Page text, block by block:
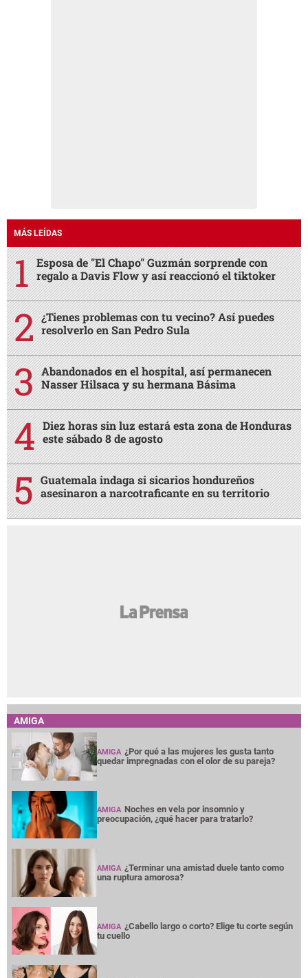
MÁS LEÍDAS
Esposa de "El Chapo" Guzmán sorprende con
regalo a Davis Flow y así reaccionó el tiktoker
¿Tienes problemas con tu vecino? Así puedes
resolverlo en San Pedro Sula
Abandonados en el hospital, así permanecen
Nasser Hilsaca y su hermana Básima
Diez horas sin luz estará esta zona de Honduras
este sábado 8 de agosto
Guatemala indaga si sicarios hondureños
asesinaron a narcotraficante en su territorio
AMIGA
AMIGA ¿Por qué a las mujeres les gusta tanto
quedar impregnadas con el olor de su pareja?
AMIGA Noches en vela por insomnio y
preocupación, ¿qué hacer para tratarlo?
AMIGA ¿Terminar una amistad duele tanto como
una ruptura amorosa?
AMIGA ¿Cabello largo o corto? Elige tu corte según
tu cuello